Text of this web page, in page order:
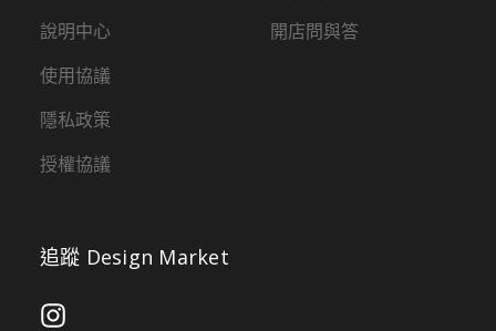
開店問與答
說明中心
使用協議
隱私政策
授權協議
追蹤 Design Market